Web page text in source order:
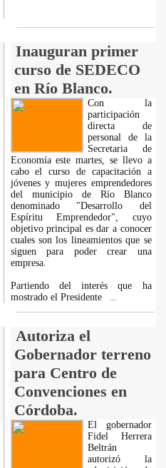
Inauguran primer
curso de SEDECO
en Río Blanco.
Con la
participación
directa de
personal de la
Secretaria de
Economía este martes, se llevo a
cabo el curso de capacitación a
jóvenes y mujeres emprendedores
del municipio de Río Blanco
denominado "Desarrollo del
Espíritu Emprendedor", cuyo
objetivo principal es dar a conocer
cuales son los lineamientos que se
siguen para poder crear una
empresa.
Partiendo del interés que ha
mostrado el Presidente
Autoriza el
Gobernador terreno
para Centro de
Convenciones en
Córdoba.
El gobernador
Fidel Herrera
Beltrán
autorizó la